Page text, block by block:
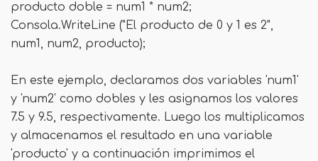
producto doble = num1 * num2;
Consola.WriteLine ("El producto de 0 y 1 es 2",
num1, num2, producto);
En este ejemplo, declaramos dos variables 'num1'
y 'num2' como dobles y les asignamos los valores
7.5 y 9.5, respectivamente. Luego los multiplicamos
y almacenamos el resultado en una variable
'producto' y a continuación imprimimos el